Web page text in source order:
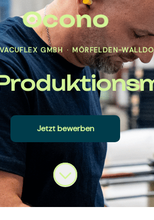
GMBH · MÖRFELDEN-
Jetzt bewerben